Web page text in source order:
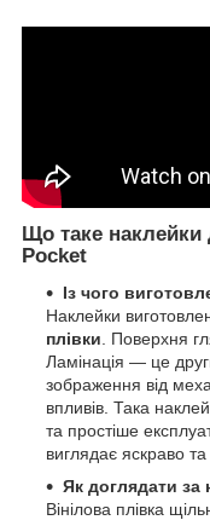
Що таке
Pocket
Із чого
Наклейки
плівки . Поверхня
Ламінація — це
зображення від
впливів. Така
та простіше
виглядає яскраво та
Як доглядати за
Вінілова плівка